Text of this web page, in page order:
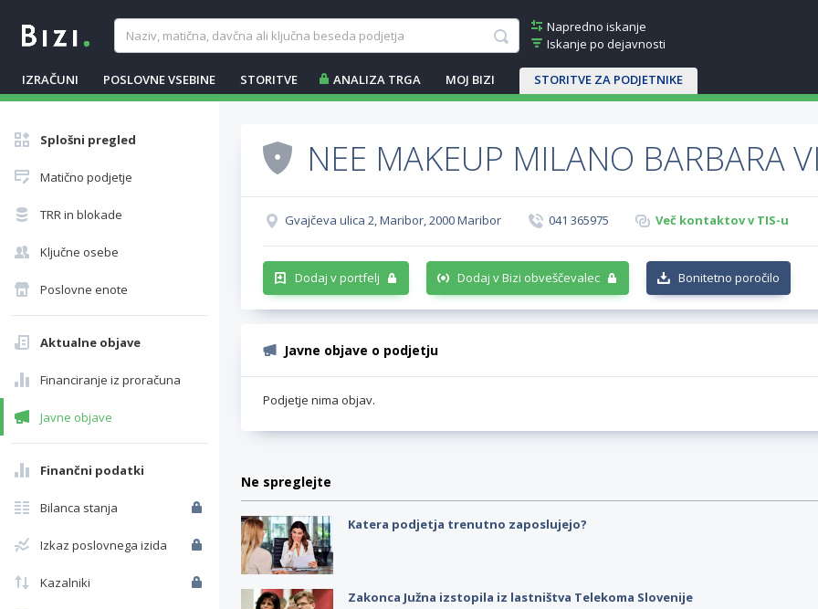
Napredno iskanje
Iskanje po dejavnosti
IZRAČUNI POSLOVNE VSEBINE STORITVE ANALIZA TRGA MOJ BIZI STORITVE ZA PODJETNIKE
Splošni pregled
Matično podjetje
TRR in blokade
Ključne osebe
Poslovne enote
Aktualne objave
Financiranje iz proračuna
Javne objave
Finančni podatki
Bilanca stanja
Izkaz poslovnega izida
Kazalniki
NEE MAKEUP MILANO BARBARA
Gvajčeva ulica 2, Maribor, 2000 Maribor 041 365975 Več kontaktov v TIS-u
Dodaj v portfelj Dodaj v Bizi obveščevalec Bonitetno poročilo
Javne objave o podjetju
Podjetje nima objav.
Ne spreglejte
Katera podjetja trenutno zaposlujejo?
Zakonca Južna izstopila iz lastništva Telekoma Slovenije